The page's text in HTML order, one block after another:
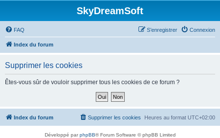
SkyDreamSoft
FAQ Connexion
S’enregistrer
Index du forum
Supprimer les cookies
Êtes-vous sûr de vouloir supprimer tous les cookies de ce forum ?
Index du forum Heures au format UTC+02:00
Supprimer les cookies
Développé parphpBB® Forum Software © phpBB Limited